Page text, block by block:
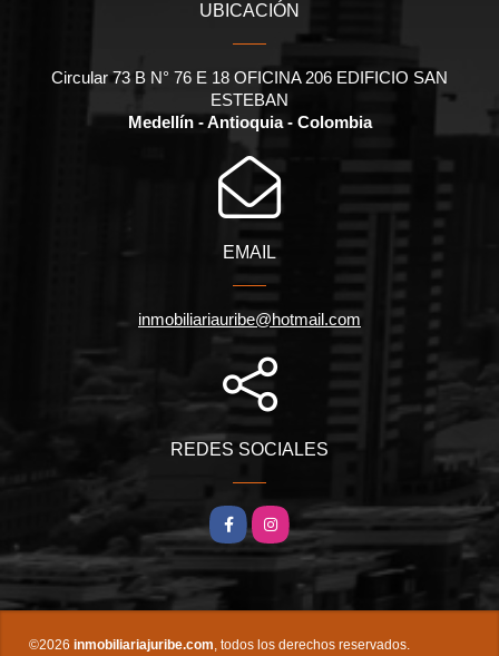
UBICACIÓN
Circular 73 B N° 76 E 18 OFICINA 206 EDIFICIO SAN
ESTEBAN
Medellín - Antioquia - Colombia
EMAIL
inmobiliariauribe@hotmail.com
REDES SOCIALES
FacebookInstagram
©2026 inmobiliariajuribe.com, todos los derechos reservados.